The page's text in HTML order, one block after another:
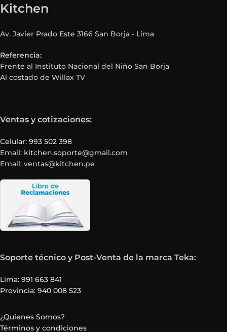
Kitchen
Av. Javier Prado Este 3166 San Borja - Lima
Referencia:
Frente al Instituto Nacional del Niño San Borja
Al costado de Willax TV
Ventas y cotizaciones:
Celular: 993 502 398
Email: kitchen.soporte@gmail.com
Email: ventas@kitchen.pe
Soporte técnico y Post-Venta de la marca Teka:
Lima: 991 663 841
Provincia: 940 008 523
¿Quienes Somos?
Términos y condiciones